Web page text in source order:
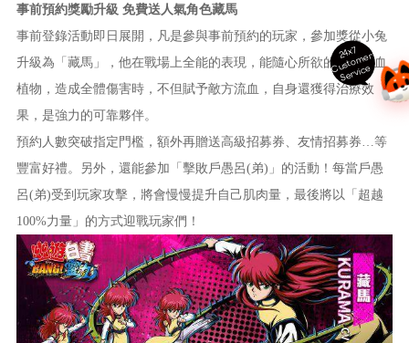
事前預約獎勵升級 免費送人氣角色藏馬
事前登錄活動即日展開，凡是參與事前預約的玩家，參加獎從小兔
升級為「藏馬」，他在戰場上全能的表現，能隨心所欲的操縱吸血
植物，造成全體傷害時，不但賦予敵方流血，自身還獲得治療效
果，是強力的可靠夥伴。
預約人數突破指定門檻，額外再贈送高級招募券、友情招募券…等
豐富好禮。另外，還能參加「擊敗戶愚呂(弟)」的活動！每當戶愚
呂(弟)受到玩家攻擊，將會慢慢提升自己肌肉量，最後將以「超越
100%力量」的方式迎戰玩家們！
24x7
C
ust
o
m
er
S
ervi
c
e